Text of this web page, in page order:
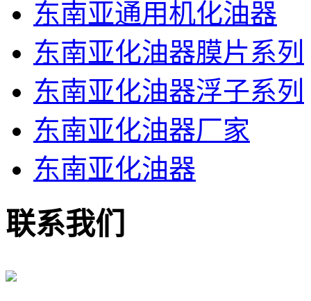
东南亚通用机化油器
东南亚化油器膜片系列
东南亚化油器浮子系列
东南亚化油器厂家
东南亚化油器
联系我们